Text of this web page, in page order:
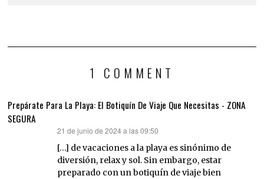
1 COMMENT
Prepárate Para La Playa: El Botiquín De Viaje Que Necesitas - ZONA
SEGURA
21 de junio de 2024 a las 09:50
[…] de vacaciones a la playa es sinónimo de
diversión, relax y sol. Sin embargo, estar
preparado con un botiquín de viaje bien